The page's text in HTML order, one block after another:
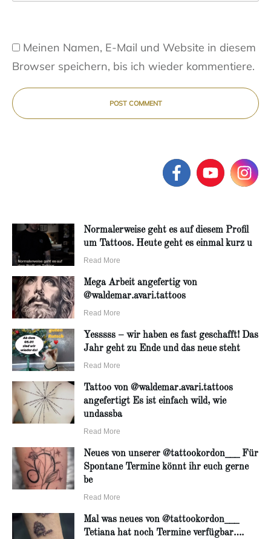
Meinen Namen, E-Mail und Website in diesem
Browser speichern, bis ich wieder kommentiere.
POST COMMENT
Normalerweise geht es auf diesem Profil
um Tattoos. Heute geht es einmal kurz u
Read More
Mega Arbeit angefertig von
@waldemar.avari.tattoos
Read More
Yesssss – wir haben es fast geschafft! Das
Jahr geht zu Ende und das neue steht
Read More
Tattoo von @waldemar.avari.tattoos
angefertigt Es ist einfach wild, wie
undassba
Read More
Neues von unserer @tattookordon___ Für
Spontane Termine könnt ihr euch gerne
be
Read More
Mal was neues von @tattookordon___
Tetiana hat noch Termine verfügbar….